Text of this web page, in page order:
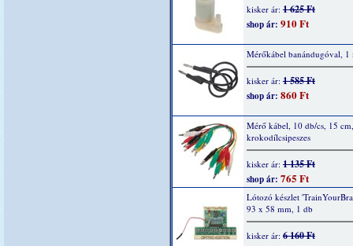
kisker ár: 1 625 Ft
shop ár: 910 Ft
Mérőkábel banándugóval, 1
kisker ár: 1 585 Ft
shop ár: 860 Ft
Mérő kábel, 10 db/cs, 15 cm,
krokodílcsipeszes
kisker ár: 1 135 Ft
shop ár: 765 Ft
Lótozó készlet
93 x 58 mm, 1 db
kisker ár: 6 160 Ft